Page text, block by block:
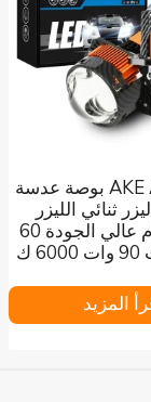
AKE A90 A90 3 بوصة عدسة
ثنائي الليزر
ثنائي الصمام عالي الجودة 60
المزيد